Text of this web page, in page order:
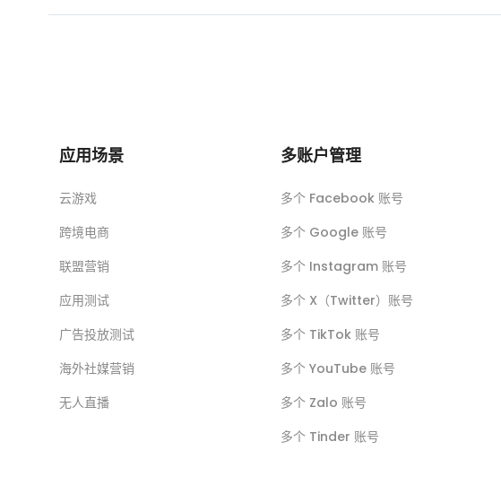
应用场景
云游戏
跨境电商
联盟营销
应用测试
广告投放测试
海外社媒营销
无人直播
多账户管理
多个 Facebook 账号
多个 Google 账号
多个 Instagram 账号
多个 X（Twitter）账号
多个 TikTok 账号
多个 YouTube 账号
多个 Zalo 账号
多个 Tinder 账号